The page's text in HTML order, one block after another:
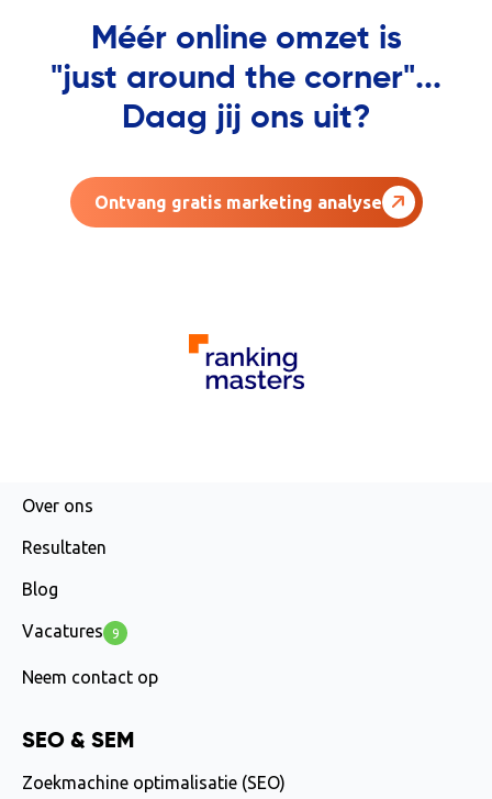
Méér online omzet is
"just around the corner"...
Daag jij ons uit?
Ontvang gratis marketing analyse
Over ons
Resultaten
Blog
Vacatures 9
Neem contact op
SEO & SEM
Zoekmachine optimalisatie (SEO)